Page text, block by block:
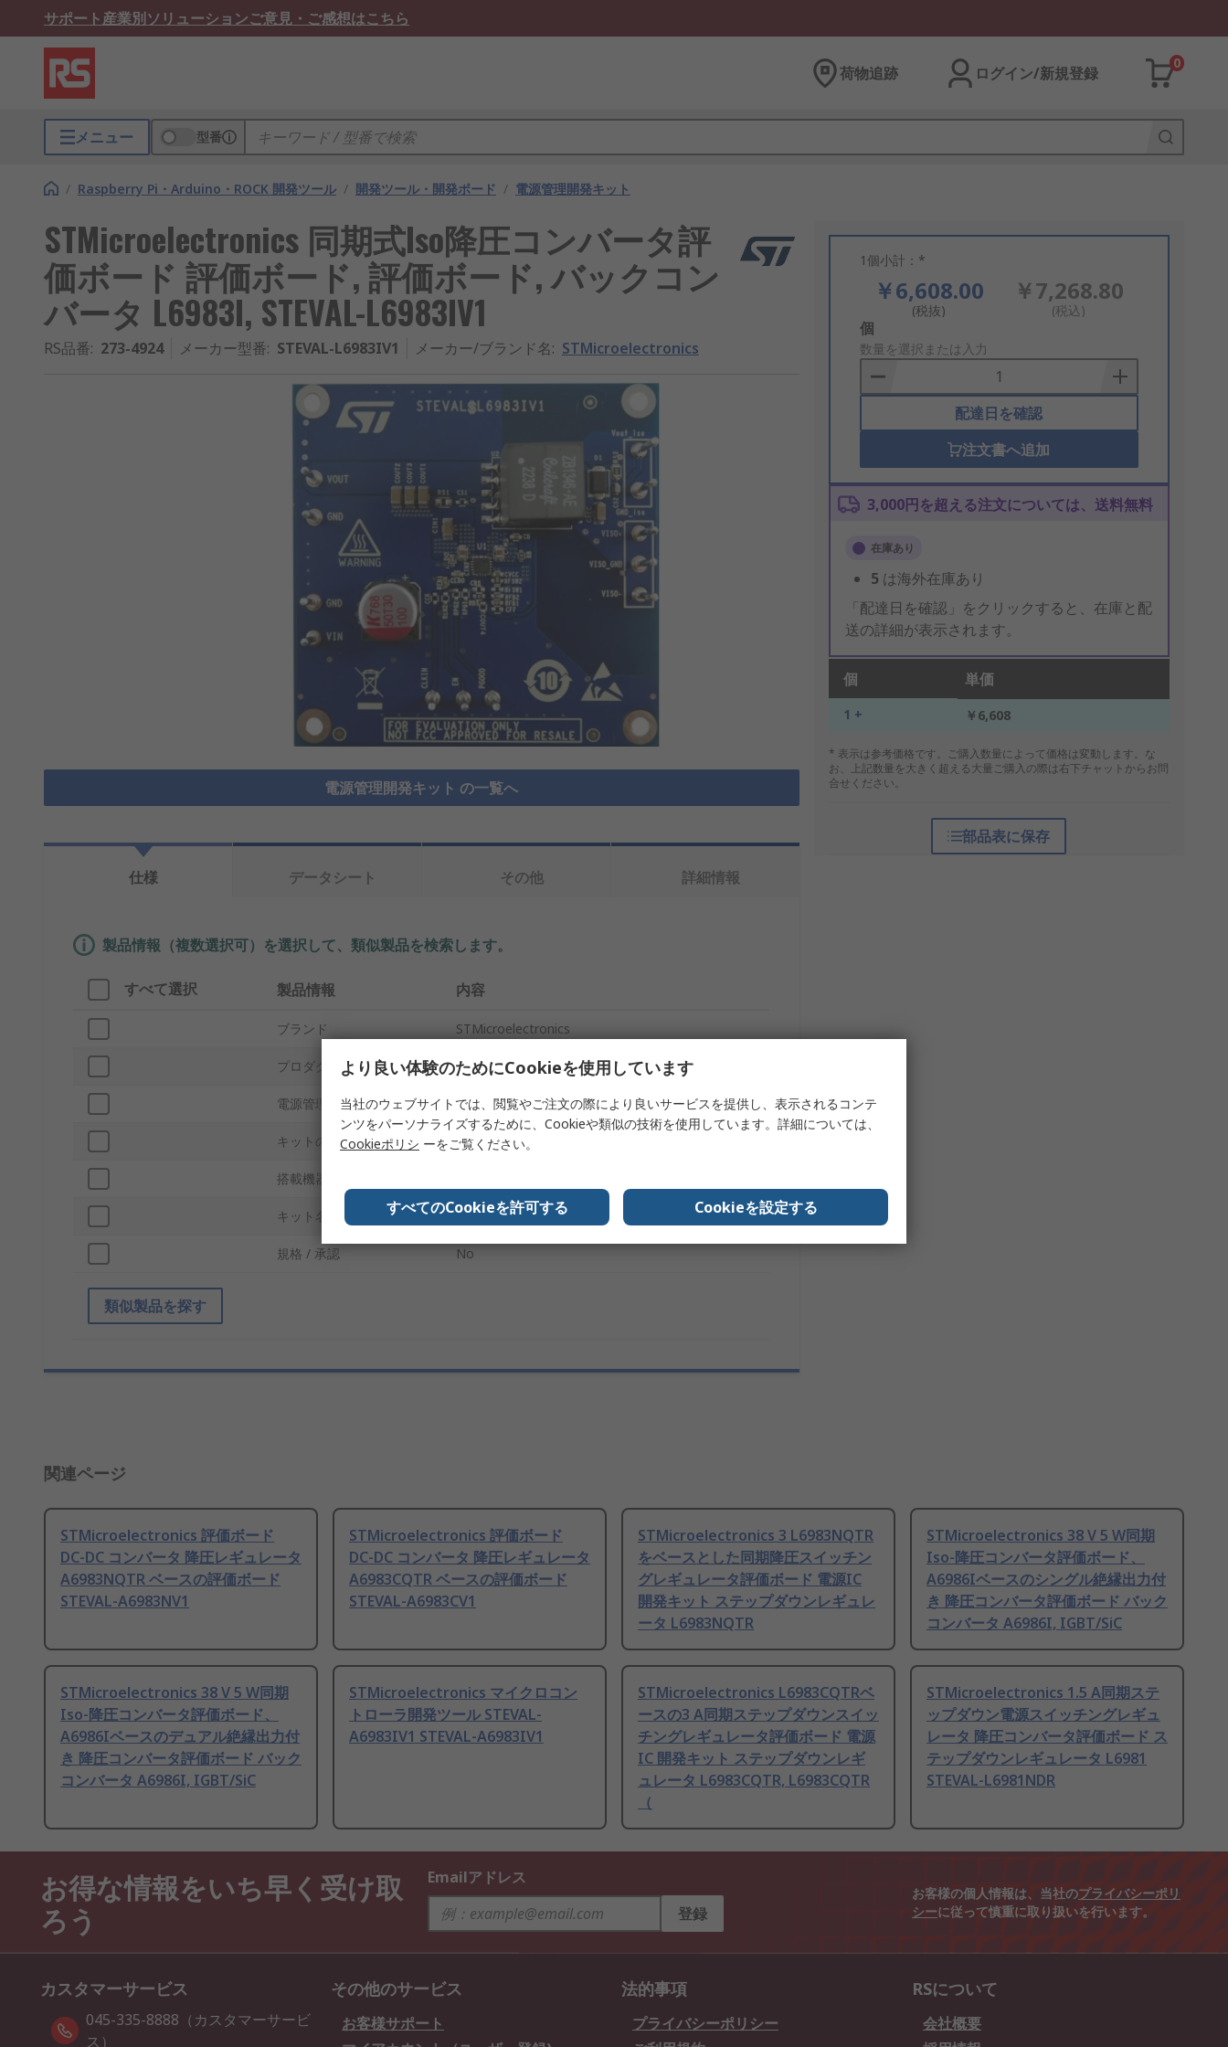
サポート産業別ソリューションご意見・ご感想はこちら
荷物追跡 ログイン/新規登録
0
メニュー 型番
/ Raspberry Pi・Arduino・ROCK 開発ツール / 開発ツール・開発ボード / 電源管理開発キット
STMicroelectronics 同期式Iso降圧コンバータ評
価ボード 評価ボード, 評価ボード, バックコン
バータ L6983I, STEVAL-L6983IV1
RS品番: 273-4924 メーカー型番: STEVAL-L6983IV1 メーカー/ブランド名: STMicroelectronics
電源管理開発キット の一覧へ
1個小計：*
￥6,608.00
(税抜)
￥7,268.80
(税込)
Add
to
Basket
個
数量を選択または入力
配達日を確認
注文書へ追加
3,000円を超える注文については、送料無料
在庫あり
5 は海外在庫あり
「配達日を確認」をクリックすると、在庫と配
送の詳細が表示されます。
個 単価
1 + ￥6,608
* 表示は参考価格です。ご購入数量によって価格は変動します。な
お、上記数量を大きく超える大量ご購入の際は右下チャットからお問
合せください。
部品表に保存
仕様 データシート その他 詳細情報
製品情報（複数選択可）を選択して、類似製品を検索します。
すべて選択 製品情報 内容
ブランド STMicroelectronics
プロダクトタイプ 評価ボード
電源管理機能 バックコンバータ
キットの分類 評価ボード
搭載機器
キット名 同期式Iso降圧コンバータ評価ボード
規格 / 承認 No
類似製品を探す
関連ページ
STMicroelectronics 評価ボード
DC-DC コンバータ 降圧レギュレータ
A6983NQTR ベースの評価ボード
STEVAL-A6983NV1
STMicroelectronics 評価ボード
DC-DC コンバータ 降圧レギュレータ
A6983CQTR ベースの評価ボード
STEVAL-A6983CV1
STMicroelectronics 3 L6983NQTR
をベースとした同期降圧スイッチン
グレギュレータ評価ボード 電源IC
開発キット ステップダウンレギュレ
ータ L6983NQTR
STMicroelectronics 38 V 5 W同期
Iso-降圧コンバータ評価ボード、
A6986Iベースのシングル絶縁出力付
き 降圧コンバータ評価ボード バック
コンバータ A6986I, IGBT/SiC
STMicroelectronics 38 V 5 W同期
Iso-降圧コンバータ評価ボード、
A6986Iベースのデュアル絶縁出力付
き 降圧コンバータ評価ボード バック
コンバータ A6986I, IGBT/SiC
STMicroelectronics マイクロコン
トローラ開発ツール STEVAL-
A6983IV1 STEVAL-A6983IV1
STMicroelectronics L6983CQTRベ
ースの3 A同期ステップダウンスイッ
チングレギュレータ評価ボード 電源
IC 開発キット ステップダウンレギ
ュレータ L6983CQTR, L6983CQTR
（
STMicroelectronics 1.5 A同期ステ
ップダウン電源スイッチングレギュ
レータ 降圧コンバータ評価ボード ス
テップダウンレギュレータ L6981
STEVAL-L6981NDR
お得な情報をいち早く受け取
ろう
Emailアドレス
登録
お客様の個人情報は、当社のプライバシーポリ
シーに従って慎重に取り扱いを行います。
カスタマーサービス
045-335-8888（カスタマーサービ
ス）
その他のサービス
お客様サポート
法的事項
プライバシーポリシー
RSについて
会社概要
より良い体験のためにCookieを使用しています
当社のウェブサイトでは、閲覧やご注文の際により良いサービスを提供し、表示されるコンテ
ンツをパーソナライズするために、Cookieや類似の技術を使用しています。詳細については、
Cookieポリシ ーをご覧ください。
すべてのCookieを許可する Cookieを設定する